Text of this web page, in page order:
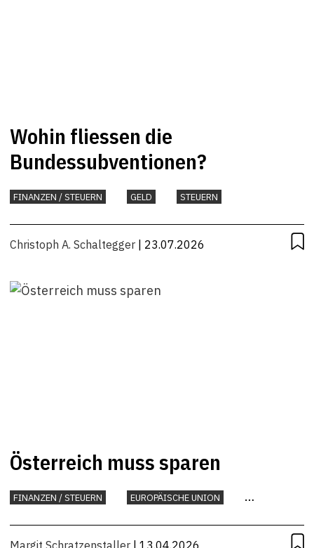
Wohin fliessen die
Bundessubventionen?
FINANZEN / STEUERN GELD STEUERN
Christoph A. Schaltegger | 23.07.2026
Österreich muss sparen
FINANZEN / STEUERN
EUROPÄISCHE UNION
Margit Schratzenstaller | 13.04.2026